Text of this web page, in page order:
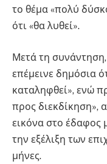
το θέμα «πολύ
ότι «θα λυθεί».
Μετά τη
επέμεινε δημόσια
καταληφθεί», ενώ
προς διεκδίκηση»,
εικόνα στο έδαφος
την εξέλιξη των
μήνες.